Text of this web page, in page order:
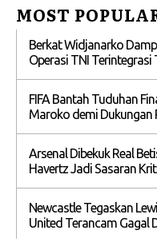
MOST
Berkat Widjanarko
Operasi TNI
FIFA Bantah Tuduhan
Maroko demi Dukungan
Arsenal Dibekuk Real
Havertz Jadi Sasaran
Newcastle Tegaskan
United Terancam Gagal